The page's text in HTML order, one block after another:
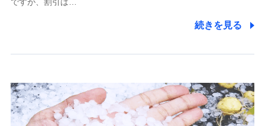
(https://www.littlefamily-ssi.com/)
郵便、電話、およびＥメール等により、当社と取引のあるも
た維持管理等の委託業務遂行のため、またそれらに付帯、関
連する当社および提携会社のサービスを案内、提供するため
（なお、当社は複数の保険会社と取引があり、取得した個人
情報を取引のある他の保険会社の商品・サービスをご提案す
ですが、割引は…
続きを見る